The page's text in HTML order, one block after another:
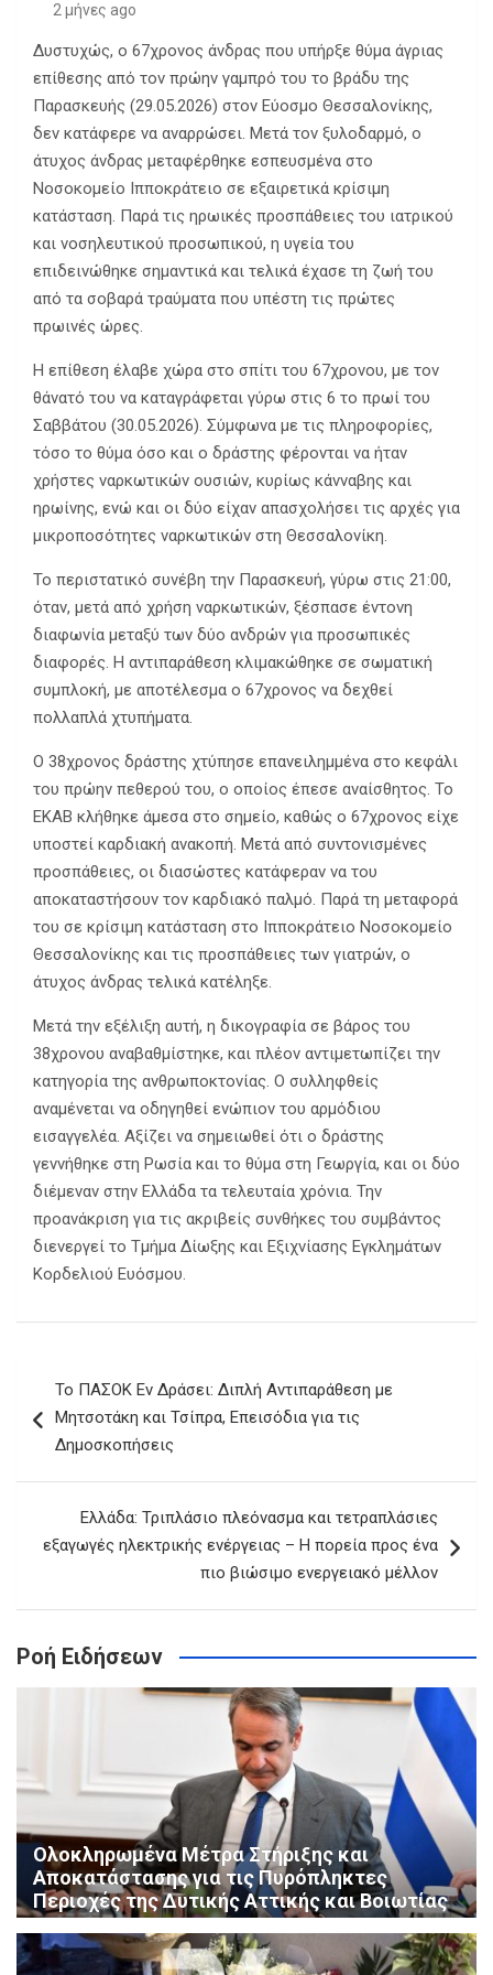
2 μήνες ago
Δυστυχώς, ο 67χρονος άνδρας που υπήρξε θύμα άγριας
επίθεσης από τον πρώην γαμπρό του το βράδυ της
Παρασκευής (29.05.2026) στον Εύοσμο Θεσσαλονίκης,
δεν κατάφερε να αναρρώσει. Μετά τον ξυλοδαρμό, ο
άτυχος άνδρας μεταφέρθηκε εσπευσμένα στο
Νοσοκομείο Ιπποκράτειο σε εξαιρετικά κρίσιμη
κατάσταση. Παρά τις ηρωικές προσπάθειες του ιατρικού
και νοσηλευτικού προσωπικού, η υγεία του
επιδεινώθηκε σημαντικά και τελικά έχασε τη ζωή του
από τα σοβαρά τραύματα που υπέστη τις πρώτες
πρωινές ώρες.
Η επίθεση έλαβε χώρα στο σπίτι του 67χρονου, με τον
θάνατό του να καταγράφεται γύρω στις 6 το πρωί του
Σαββάτου (30.05.2026). Σύμφωνα με τις πληροφορίες,
τόσο το θύμα όσο και ο δράστης φέρονται να ήταν
χρήστες ναρκωτικών ουσιών, κυρίως κάνναβης και
ηρωίνης, ενώ και οι δύο είχαν απασχολήσει τις αρχές για
μικροποσότητες ναρκωτικών στη Θεσσαλονίκη.
Το περιστατικό συνέβη την Παρασκευή, γύρω στις 21:00,
όταν, μετά από χρήση ναρκωτικών, ξέσπασε έντονη
διαφωνία μεταξύ των δύο ανδρών για προσωπικές
διαφορές. Η αντιπαράθεση κλιμακώθηκε σε σωματική
συμπλοκή, με αποτέλεσμα ο 67χρονος να δεχθεί
πολλαπλά χτυπήματα.
Ο 38χρονος δράστης χτύπησε επανειλημμένα στο κεφάλι
του πρώην πεθερού του, ο οποίος έπεσε αναίσθητος. Το
ΕΚΑΒ κλήθηκε άμεσα στο σημείο, καθώς ο 67χρονος είχε
υποστεί καρδιακή ανακοπή. Μετά από συντονισμένες
προσπάθειες, οι διασώστες κατάφεραν να του
αποκαταστήσουν τον καρδιακό παλμό. Παρά τη μεταφορά
του σε κρίσιμη κατάσταση στο Ιπποκράτειο Νοσοκομείο
Θεσσαλονίκης και τις προσπάθειες των γιατρών, ο
άτυχος άνδρας τελικά κατέληξε.
Μετά την εξέλιξη αυτή, η δικογραφία σε βάρος του
38χρονου αναβαθμίστηκε, και πλέον αντιμετωπίζει την
κατηγορία της ανθρωποκτονίας. Ο συλληφθείς
αναμένεται να οδηγηθεί ενώπιον του αρμόδιου
εισαγγελέα. Αξίζει να σημειωθεί ότι ο δράστης
γεννήθηκε στη Ρωσία και το θύμα στη Γεωργία, και οι δύο
διέμεναν στην Ελλάδα τα τελευταία χρόνια. Την
προανάκριση για τις ακριβείς συνθήκες του συμβάντος
διενεργεί το Τμήμα Δίωξης και Εξιχνίασης Εγκλημάτων
Κορδελιού Ευόσμου.
άρθρων
Το ΠΑΣΟΚ Εν Δράσει: Διπλή Αντιπαράθεση με
Μητσοτάκη και Τσίπρα, Επεισόδια για τις
Δημοσκοπήσεις
Ελλάδα: Τριπλάσιο πλεόνασμα και τετραπλάσιες
εξαγωγές ηλεκτρικής ενέργειας – Η πορεία προς ένα
πιο βιώσιμο ενεργειακό μέλλον
Ροή Ειδήσεων
Ολοκληρωμένα Μέτρα Στήριξης και
Αποκατάστασης για τις Πυρόπληκτες
Περιοχές της Δυτικής Αττικής και Βοιωτίας